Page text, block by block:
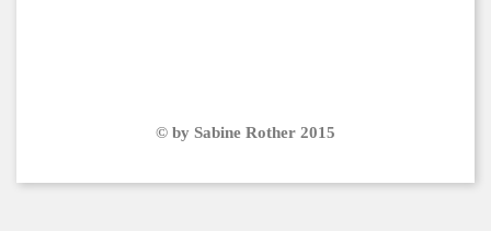
© by Sabine Rother 2015